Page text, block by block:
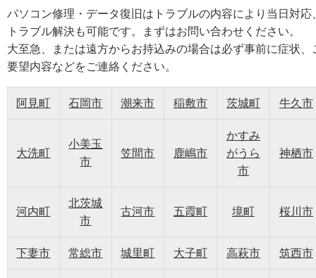
パソコン修理・データ復旧はトラブルの内容により当日対応
トラブル解決も可能です。まずはお問い合わせください。
大至急、または遠方からお持込みの場合は必ず事前に症状、
要望内容などをご連絡ください。
阿見町 石岡市 潮来市 稲敷市 茨城町 牛久市
大洗町
小美玉
市
笠間市 鹿嶋市
かすみ
がうら
市
神栖市
河内町
北茨城
市
古河市 五霞町 境町 桜川市
下妻市 常総市 城里町 大子町 高萩市 筑西市